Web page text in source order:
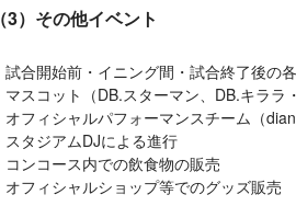
（3）その他イベント
試合開始前・イニング間・試合終了後の
マスコット（DB.スターマン、DB.キララ
オフィシャルパフォーマンスチーム（
スタジアムDJによる進行
コンコース内での飲食物の販売
オフィシャルショップ等でのグッズ販売